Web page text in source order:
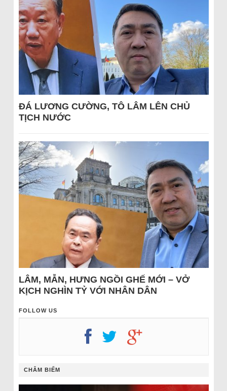
ĐÁ LƯƠNG CƯỜNG, TÔ LÂM LÊN CHỦ
TỊCH NƯỚC
LÂM, MẪN, HƯNG NGỒI GHẾ MỚI – VỞ
KỊCH NGHÌN TỶ VỚI NHÂN DÂN
FOLLOW US
CHÂM BIẾM